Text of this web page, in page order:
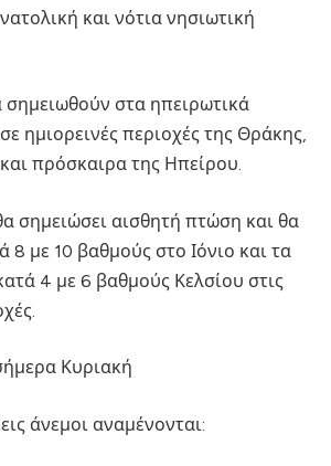
και νότια νησιωτική
σημειωθούν στα ηπειρωτικά
ημιορεινές περιοχές της Θράκης,
πρόσκαιρα της Ηπείρου.
σημειώσει αισθητή πτώση και θα
8 με 10 βαθμούς στο Ιόνιο και τα
4 με 6 βαθμούς Κελσίου στις
Κυριακή
άνεμοι αναμένονται: